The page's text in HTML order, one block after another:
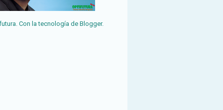
Con la tecnología de Blogger.